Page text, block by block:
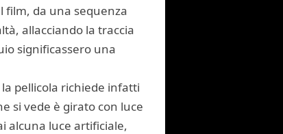
film, da una sequenza
allacciando la traccia
significassero una
pellicola richiede infatti
si vede è girato con luce
alcuna luce artificiale,